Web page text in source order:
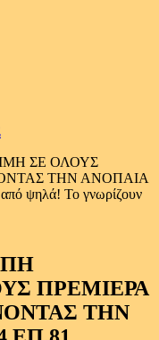
ΣΕ ΟΛΟΥΣ
ΤΗΝ ΑΝΟΠΑΙΑ
ψηλά! Το γνωρίζουν